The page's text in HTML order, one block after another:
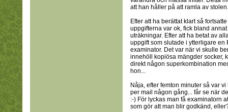
att han håller på att ramla av stolen.
Efter att ha berättat klart så
uppgifterna var ok, fick bland
uträkningar. Efter att ha betat av
uppgift som slutade i ytterligare en
examinator. Det var när vi skulle
innehöll kopiösa mängder socker,
direkt någon superkombination
hon...
Nåja, efter femton minuter så var
per mail någon gång... får se när
:-) För lyckas man få examinatorn
som gör att man blir godkänd,